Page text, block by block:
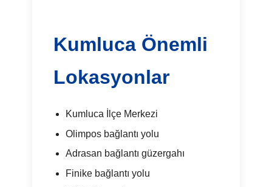
Kumluca Önemli
Lokasyonlar
Kumluca İlçe Merkezi
Olimpos bağlantı yolu
Adrasan bağlantı güzergahı
Finike bağlantı yolu